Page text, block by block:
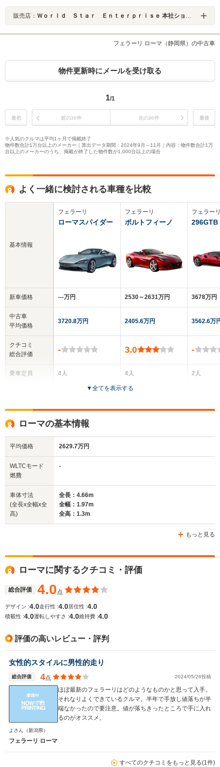
販売店： Ｗｏｒｌｄ Ｓｔａｒ Ｅｎｔｅｒｐｒｉｓｅ 本社ショールーム
フェラーリ ローマ（静岡県）の中古車
物件更新時にメールを受け取る
1/1
最初 前の30件 次の30件 最後
※人気のクルマは平均1ヶ月で掲載終了
物件数合計1万台以上のメーカー｜算出データ期間：2024年9月～11月｜内容：物件数合計1万
台以上のメーカーのうち、掲載が終了した物件数が1,000台以上の場合
よく一緒に検討される車種を比較
基本情報
新車価格
中古車
平均価格
クチコミ
総合評価
乗車定員
サイズ
(全長x全幅x全高)
WLTCモード
燃費
フェラーリ
ローマスパイダー
‐‐‐万円
3720.8万円
-
4人
全高
1.31m
フェラーリ
ポルトフィーノ
2530～2631万円
2405.6万円
3.0
4人
2ドア
フェラー
296GTB
3678万円
3562.6万
-
2人
▼全てを表示する
ローマの基本情報
平均価格 2629.7万円
WLTCモード
燃費
-
車体寸法
(全長x全幅x全
高)
全長：4.66m
全幅：1.97m
全高：1.3m
もっと見る
ローマに関するクチコミ・評価
総合評価 4.0 点
デザイン :4.0走行性 :4.0居住性 :4.0
積載性 :4.0運転しやすさ :4.0維持費 :4.0
評価の高いレビュー・評判
女性的スタイルに男性的走り
総合評価 4点 2024/05/26投稿
ほぼ最新のフェラーリはどのようなものかと思って入手。
それなりよくできているクルマ。半年で手放し値落ちが半
端なかったので要注意。値が落ちきったところで手に入れ
るのがオススメ。
よさん （新潟県）
フェラーリ ローマ
すべてのクチコミをもっと見る(1件)